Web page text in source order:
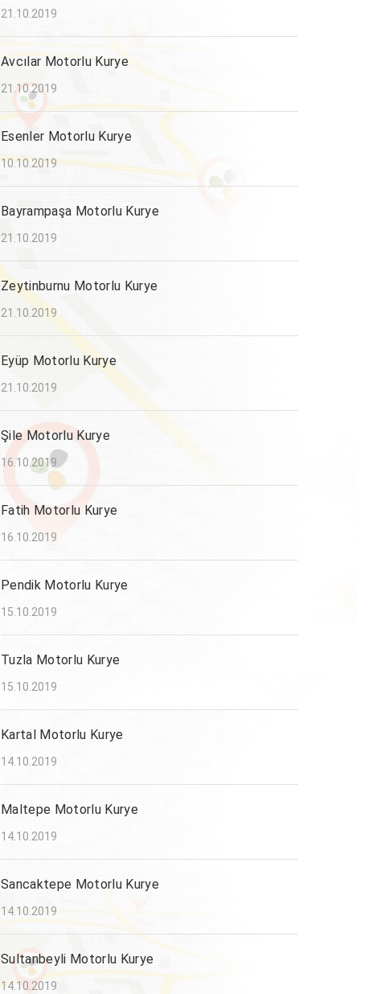
21.10.2019
Avcılar Motorlu Kurye
21.10.2019
Esenler Motorlu Kurye
10.10.2019
Bayrampaşa Motorlu Kurye
21.10.2019
Zeytinburnu Motorlu Kurye
21.10.2019
Eyüp Motorlu Kurye
21.10.2019
Şile Motorlu Kurye
16.10.2019
Fatih Motorlu Kurye
16.10.2019
Pendik Motorlu Kurye
15.10.2019
Tuzla Motorlu Kurye
15.10.2019
Kartal Motorlu Kurye
14.10.2019
Maltepe Motorlu Kurye
14.10.2019
Sancaktepe Motorlu Kurye
14.10.2019
Sultanbeyli Motorlu Kurye
14.10.2019